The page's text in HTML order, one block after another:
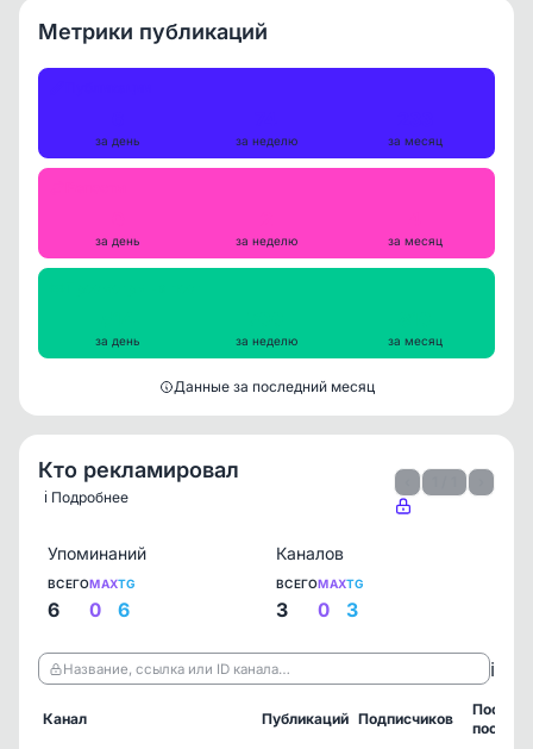
Метрики публикаций
за день за неделю за месяц
за день за неделю за месяц
за день за неделю за месяц
Данные за последний месяц
Кто рекламировал
ℹ️ Подробнее
Упоминаний
ВСЕГО
6
MAX
0
TG
6
Каналов
ВСЕГО
3
MAX
0
TG
3
Название, ссылка или ID канала… ℹ️
Канал Публикаций Подписчиков
пост